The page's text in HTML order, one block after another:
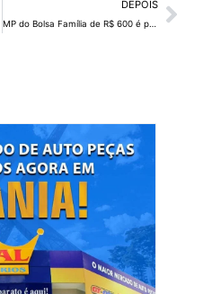
DEPOIS
MP do Bolsa Família de R$ 600 é publicada no Diário Oficial da União